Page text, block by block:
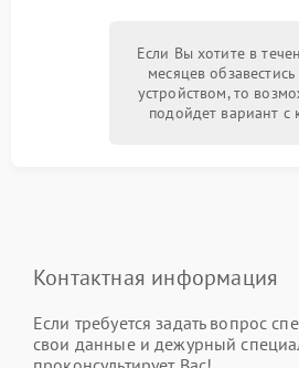
Если Вы хотите в
месяцев
устройством, то
подойдет вариант с
Контактная информация
Если требуется задать вопрос
свои данные и дежурный